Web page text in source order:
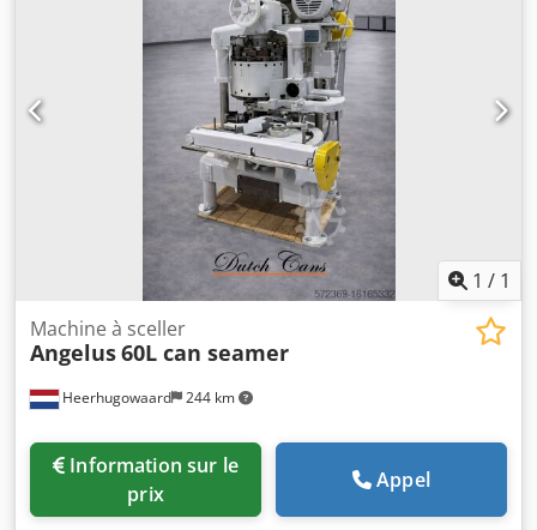
1 / 1
Heerhugowaard 244 km
Machine à sceller
Angelus60L can seamer
prix
Appel